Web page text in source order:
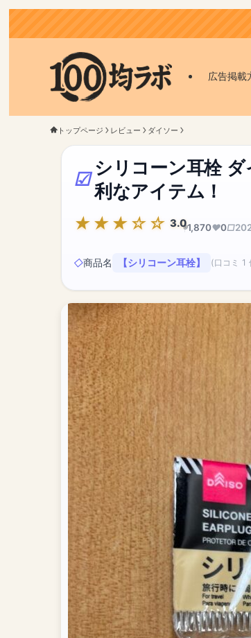
広告掲載
トップページ レビュー ダイソー
シリコーン耳栓
利なアイテム！
3.01,870 0
商品名 【シリコーン耳栓】 (口コミ 1